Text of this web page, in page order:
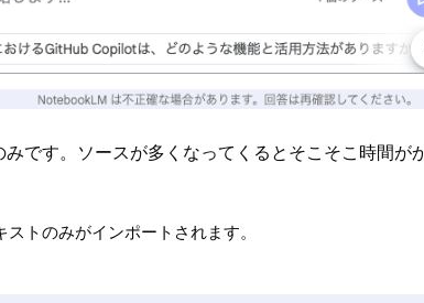
です。ソースが多くなってくるとそこそこ時間が
トのみがインポートされます。